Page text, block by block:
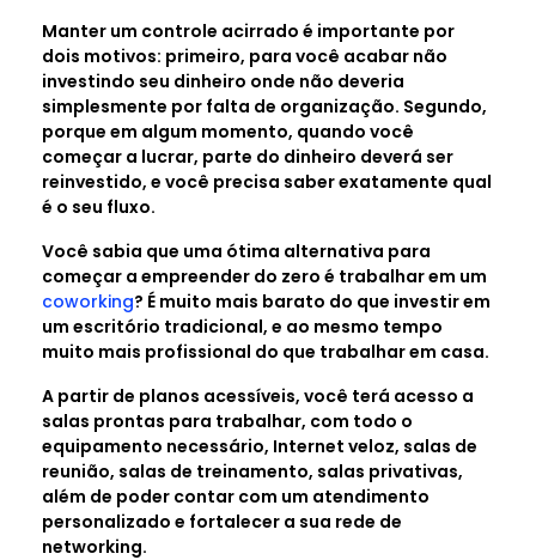
Manter um controle acirrado é importante por
dois motivos: primeiro, para você acabar não
investindo seu dinheiro onde não deveria
simplesmente por falta de organização. Segundo,
porque em algum momento, quando você
começar a lucrar, parte do dinheiro deverá ser
reinvestido, e você precisa saber exatamente qual
é o seu fluxo.
Você sabia que uma ótima alternativa para
começar a empreender do zero é trabalhar em um
coworking? É muito mais barato do que investir em
um escritório tradicional, e ao mesmo tempo
muito mais profissional do que trabalhar em casa.
A partir de planos acessíveis, você terá acesso a
salas prontas para trabalhar, com todo o
equipamento necessário, Internet veloz, salas de
reunião, salas de treinamento, salas privativas,
além de poder contar com um atendimento
personalizado e fortalecer a sua rede de
networking.